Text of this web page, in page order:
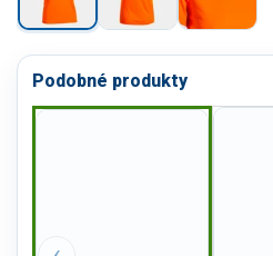
Podobné produkty